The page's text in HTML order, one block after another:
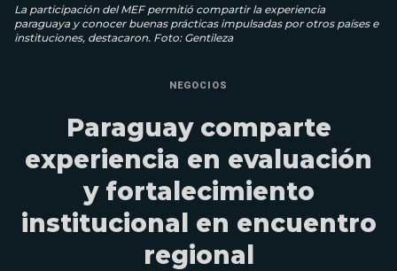
La participación del MEF permitió compartir la experiencia
paraguaya y conocer buenas prácticas impulsadas por otros países e
instituciones, destacaron. Foto: Gentileza
NEGOCIOS
Paraguay comparte
experiencia en evaluación
y fortalecimiento
institucional en encuentro
regional